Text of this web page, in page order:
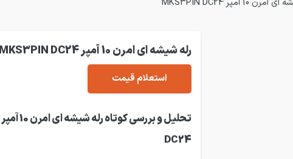
رله شیشه ای امرن 10 آمپر MKS3PIN DC24
استعلام قیمت
DC24